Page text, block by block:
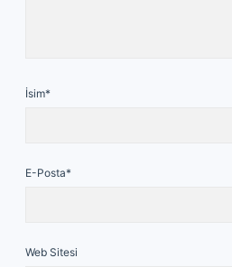
İsim*
E-Posta*
Web Sitesi